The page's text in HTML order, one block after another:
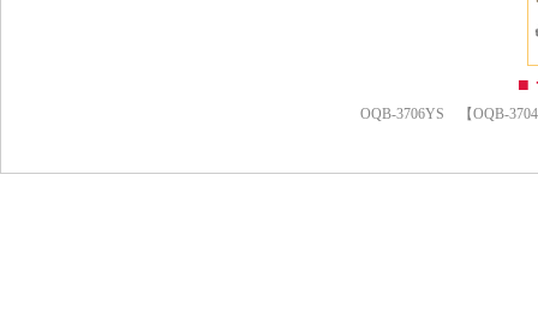
■
OQB-3706YS 【OQB-